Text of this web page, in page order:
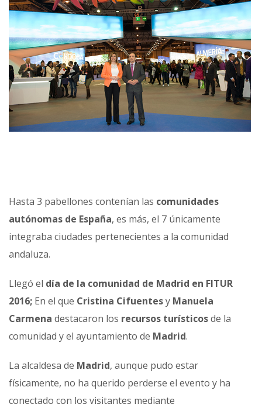
Hasta 3 pabellones contenían las comunidades
autónomas de España, es más, el 7 únicamente
integraba ciudades pertenecientes a la comunidad
andaluza.
Llegó el día de la comunidad de Madrid en FITUR
2016; En el que Cristina Cifuentesy Manuela
Carmena destacaron los recursos turísticosde la
comunidad y el ayuntamiento de Madrid.
La alcaldesa de Madrid, aunque pudo estar
físicamente, no ha querido perderse el evento y ha
conectado con los visitantes mediante